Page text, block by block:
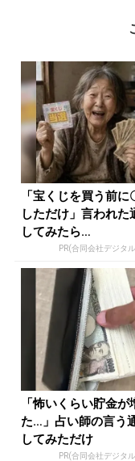
「宝くじを買う前に
しただけ」言われた
してみたら…
PR(合同会社デジタ
「怖いくらい貯金が
た…」占い師の言う
してみただけ
PR(合同会社デジタ